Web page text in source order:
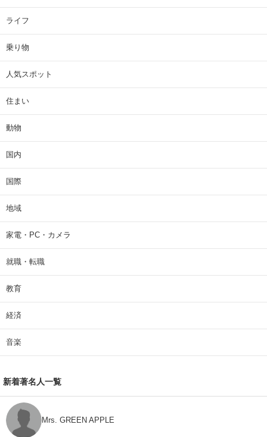
ライフ
乗り物
人気スポット
住まい
動物
国内
国際
地域
家電・PC・カメラ
就職・転職
教育
経済
音楽
新着著名人一覧
Mrs. GREEN APPLE